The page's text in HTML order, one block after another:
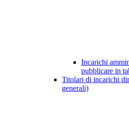
Incarichi
pubblicare in
Titolari di incarichi
generali)